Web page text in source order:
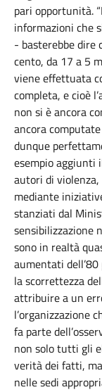
pari opportunità.
informazioni che
- basterebbe dire
cento, da 17 a 5
viene effettuata
completa, e cioè
non si è ancora
ancora
dunque
esempio aggiunti
autori di
mediante
stanziati dal
sensibilizzazione
sono in realtà
aumentati
la scorrettezza
attribuire a un
l’organizzazione
fa parte
non solo tutti gli
verità dei fatti,
nelle sedi